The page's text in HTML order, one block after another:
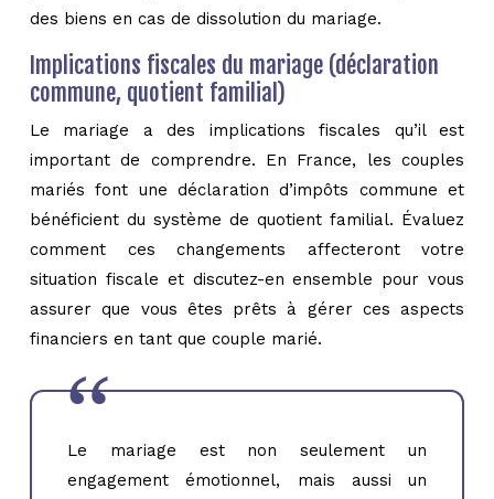
des biens en cas de dissolution du mariage.
Implications fiscales du mariage (déclaration
commune, quotient familial)
Le mariage a des implications fiscales qu’il est
important de comprendre. En France, les couples
mariés font une déclaration d’impôts commune et
bénéficient du système de quotient familial. Évaluez
comment ces changements affecteront votre
situation fiscale et discutez-en ensemble pour vous
assurer que vous êtes prêts à gérer ces aspects
financiers en tant que couple marié.
Le mariage est non seulement un
engagement émotionnel, mais aussi un